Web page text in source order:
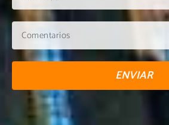
ENVIAR